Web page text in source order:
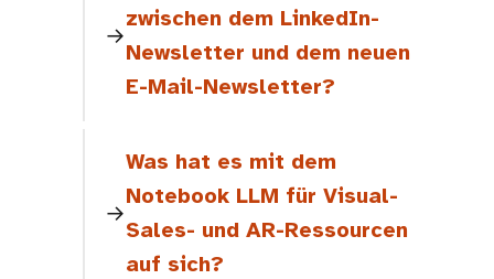
zwischen dem LinkedIn-
Newsletter und dem neuen
E-Mail-Newsletter?
Was hat es mit dem
Notebook LLM für Visual-
Sales- und AR-Ressourcen
auf sich?